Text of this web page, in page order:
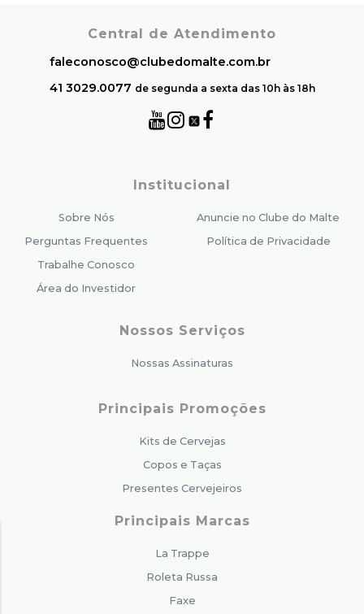
Central de Atendimento
faleconosco@clubedomalte.com.br
41 3029.0077 de segunda a sexta das 10h às 18h
Institucional
Sobre Nós
Perguntas Frequentes
Trabalhe Conosco
Área do Investidor
Anuncie no Clube do Malte
Política de Privacidade
Nossos Serviços
Nossas Assinaturas
Principais Promoções
Kits de Cervejas
Copos e Taças
Presentes Cervejeiros
Principais Marcas
La Trappe
Roleta Russa
Faxe